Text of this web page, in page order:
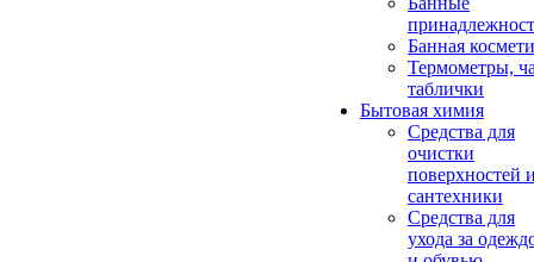
Банная
Термометры,
таблички
Бытовая химия
Средства для
очистки
поверхностей
сантехники
Средства для
ухода за